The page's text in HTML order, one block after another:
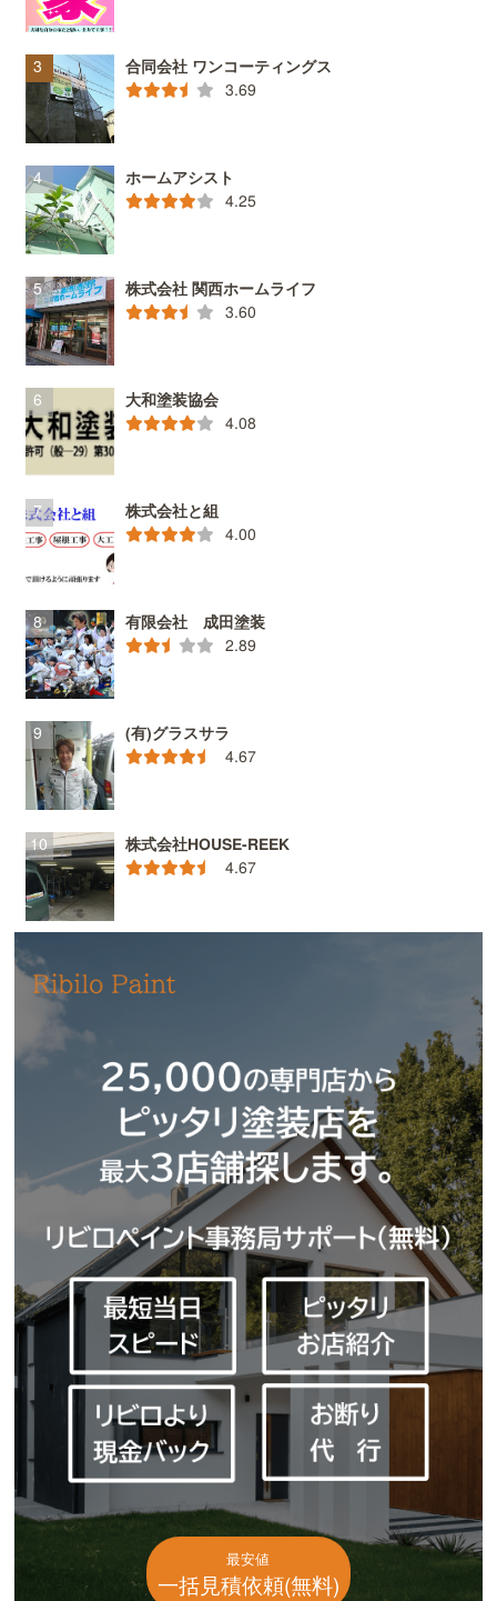
合同会社 ワンコーティングス
3.69
ホームアシスト
4.25
株式会社 関西ホームライフ
3.60
大和塗装協会
4.08
株式会社と組
4.00
有限会社 成田塗装
2.89
(有)グラスサラ
4.67
株式会社HOUSE-REEK
4.67
最安値
一括見積依頼(無料)